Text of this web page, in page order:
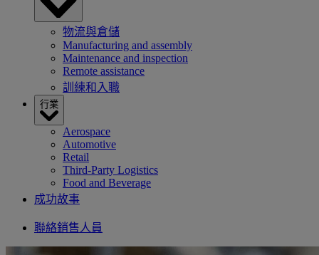
物流與倉儲
Manufacturing and assembly
Maintenance and inspection
Remote assistance
訓練和入職
行業
Aerospace
Automotive
Retail
Third-Party Logistics
Food and Beverage
成功故事
聯絡銷售人員